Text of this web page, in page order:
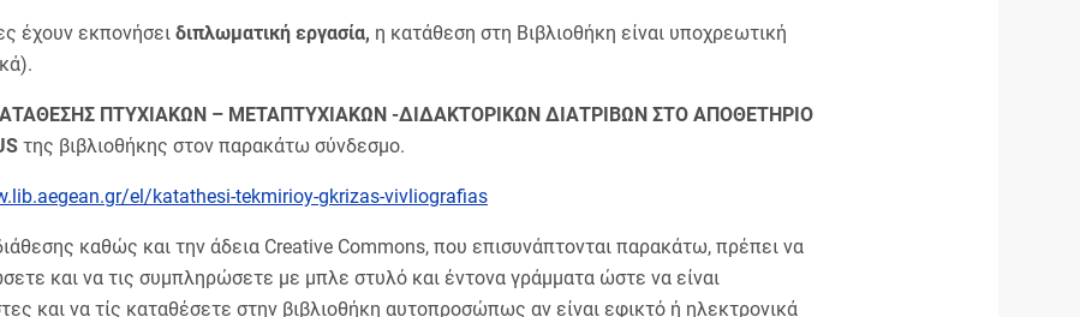
έχουν εκπονήσει διπλωματική εργασία, η κατάθεση στη Βιβλιοθήκη είναι υποχρεωτική
ΠΤΥΧΙΑΚΩΝ – ΜΕΤΑΠΤΥΧΙΑΚΩΝ -ΔΙΔΑΚΤΟΡΙΚΩΝ ΔΙΑΤΡΙΒΩΝ ΣΤΟ ΑΠΟΘΕΤΗΡΙΟ
της βιβλιοθήκης στον παρακάτω σύνδεσμο.
el/katathesi-tekmirioy-gkrizas-vivliografias
καθώς και την άδεια Creative Commons, που επισυνάπτονται παρακάτω, πρέπει να
και να τις συμπληρώσετε με μπλε στυλό και έντονα γράμματα ώστε να είναι
και να τίς καταθέσετε στην βιβλιοθήκη αυτοπροσώπως αν είναι εφικτό ή ηλεκτρονικά